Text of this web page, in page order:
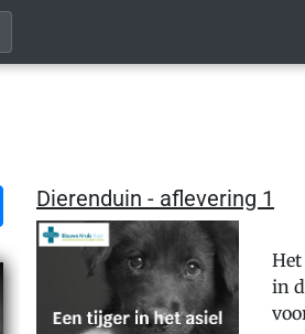
Dierenduin - aflevering 1
in